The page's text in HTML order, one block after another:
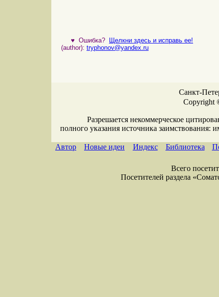
♥ Ошибка?
Щелкни здесь и исправь ее!
(author): tryphonov@yandex.ru
Санкт-
Copyright
Разрешается некоммерческое
полного указания источника заимствования:
Автор Новые идеи Индекс Библиотека
Всего
Посетителей раздела